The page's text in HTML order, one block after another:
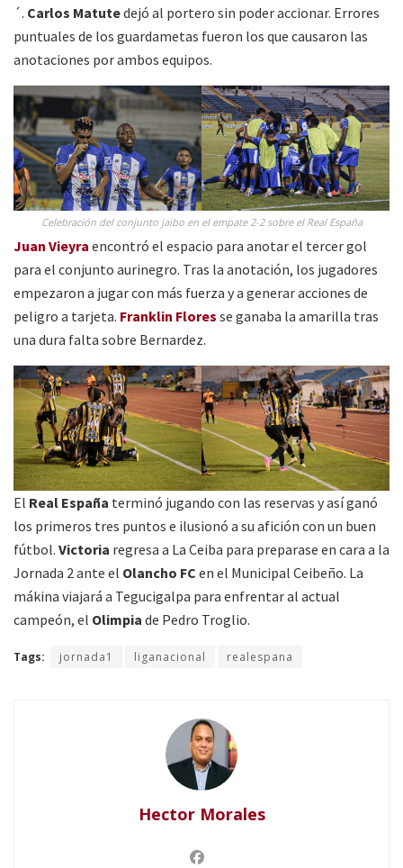
´. Carlos Matutedejó al portero sin poder accionar. Errores
puntuales de los guardametas fueron los que causaron las
anotaciones por ambos equipos.
Celebración del conjunto jaibo en el empate 2-2 sobre el Real España
Juan Vieyra encontró el espacio para anotar el tercer gol
para el conjunto aurinegro. Tras la anotación, los jugadores
empezaron a jugar con más fuerza y a generar acciones de
peligro a tarjeta. Franklin Flores se ganaba la amarilla tras
una dura falta sobre Bernardez.
El Real España terminó jugando con las reservas y así ganó
los primeros tres puntos e ilusionó a su afición con un buen
fútbol. Victoria regresa a La Ceiba para preparase en cara a la
Jornada 2 ante el Olancho FC en el Municipal Ceibeño. La
mákina viajará a Tegucigalpa para enfrentar al actual
campeón, el Olimpia de Pedro Troglio.
Tags: jornada1 liganacional realespana
Hector Morales